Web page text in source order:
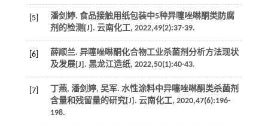
[5]
潘剑婷. 食品接触用纸包装中5种异噻唑啉酮类防腐
剂的检测[J]. 云南化工, 2022,49(2):37-39.
[6]
薛顺兰. 异噻唑啉酮化合物工业杀菌剂分析方法现状
及发展[J]. 黑龙江造纸, 2022,50(1):40-43.
[7]
丁燕, 潘剑婷, 吴军. 水性涂料中异噻唑啉酮类杀菌剂
含量和残留量的研究[J]. 云南化工, 2020,47(6):196-
198.